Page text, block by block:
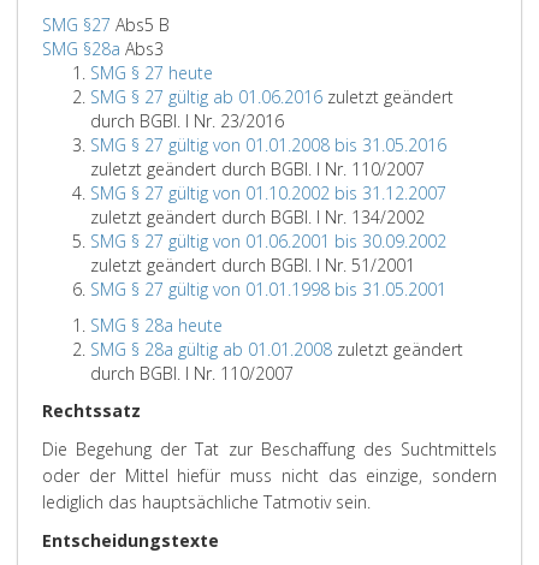
SMG §27 Abs5 B
SMG §28a Abs3
SMG § 27 heute
SMG § 27 gültig ab 01.06.2016 zuletzt geändert
durch BGBl. I Nr. 23/2016
SMG § 27 gültig von 01.01.2008 bis 31.05.2016
zuletzt geändert durch BGBl. I Nr. 110/2007
SMG § 27 gültig von 01.10.2002 bis 31.12.2007
zuletzt geändert durch BGBl. I Nr. 134/2002
SMG § 27 gültig von 01.06.2001 bis 30.09.2002
zuletzt geändert durch BGBl. I Nr. 51/2001
SMG § 27 gültig von 01.01.1998 bis 31.05.2001
SMG § 28a heute
SMG § 28a gültig ab 01.01.2008 zuletzt geändert
durch BGBl. I Nr. 110/2007
Rechtssatz
Die Begehung der Tat zur Beschaffung des Suchtmittels
oder der Mittel hiefür muss nicht das einzige, sondern
lediglich das hauptsächliche Tatmotiv sein.
Entscheidungstexte